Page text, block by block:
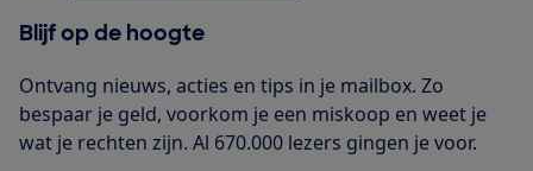
Blijf op de hoogte
Ontvang nieuws, acties en tips in je mailbox. Zo
bespaar je geld, voorkom je een miskoop en weet je
wat je rechten zijn. Al 670.000 lezers gingen je voor.